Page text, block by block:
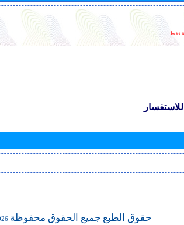
فقط
حقوق الطبع جميع الحقوق محفوظة